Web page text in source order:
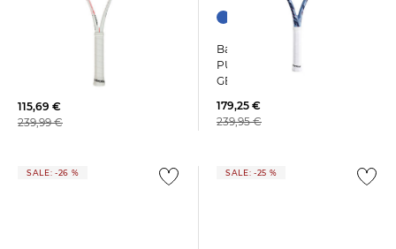
unbesaitet - 18 x 20
115,69 €
239,99 €
Babolat | Tennisschläger
PURE DRIVE LITE
GENERATION 11 besaitet
179,25 €
239,95 €
SALE: -26 % SALE: -25 %